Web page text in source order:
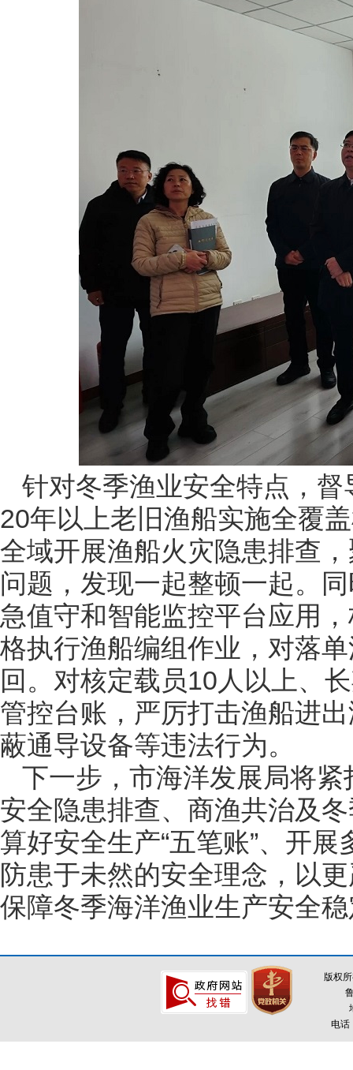
针对冬季渔业安全特点，
20年以上老旧渔船实施全覆
全域开展渔船火灾隐患排查
问题，发现一起整顿一起。
急值守和智能监控平台应用
格执行渔船编组作业，对落
回。对核定载员10人以上、
管控台账，严厉打击渔船进
蔽通导设备等违法行为。
下一步，市海洋发展局将
安全隐患排查、商渔共治及
算好安全生产“五笔账”、开
防患于未然的安全理念，以
保障冬季海洋渔业生产安全
版权
电话